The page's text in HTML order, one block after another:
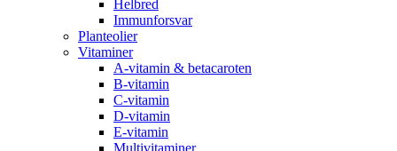
Helbred
Immunforsvar
Planteolier
Vitaminer
A-vitamin & betacaroten
B-vitamin
C-vitamin
D-vitamin
E-vitamin
Multivitaminer